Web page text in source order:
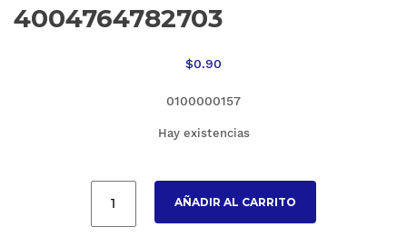
4004764782703
$0.90
0100000157
Hay existencias
AÑADIR AL CARRITO